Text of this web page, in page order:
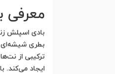
معرفی
بطری شیشه‌ای
ترکیبی از
ایجاد می‌کند.